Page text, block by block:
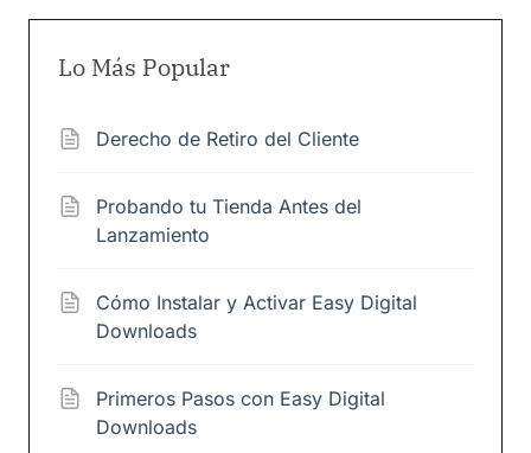
Lo Más Popular
Derecho de Retiro del Cliente
Probando tu Tienda Antes del
Lanzamiento
Cómo Instalar y Activar Easy Digital
Downloads
Primeros Pasos con Easy Digital
Downloads